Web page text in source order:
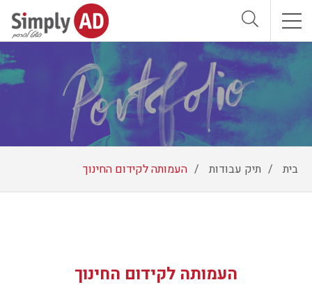
אודות
שירותים
הצוות שלנו
מדיה חברתית
מרכזי
בית תיק עבודות העמותה לקידום החינוך
העמותה לקידום החינוך